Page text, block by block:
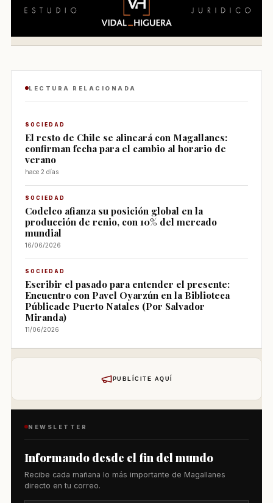
LECTURA RELACIONADA
SOCIEDAD
El resto de Chile se alineará con Magallanes:
confirman fecha para el cambio al horario de
verano
hace 2 días
SOCIEDAD
Codelco afianza su posición global en la
producción de renio, con 10% del mercado
mundial
16/06/2026
SOCIEDAD
Escribir el pasado para entender el presente:
Encuentro con Pavel Oyarzún en la Biblioteca
Públicade Puerto Natales (Por Salvador
Miranda)
11/06/2026
PUBLÍCITE AQUÍ
NEWSLETTER
Informando desde el fin del mundo
Recibe cada mañana lo más importante de Magallanes
directo en tu correo.